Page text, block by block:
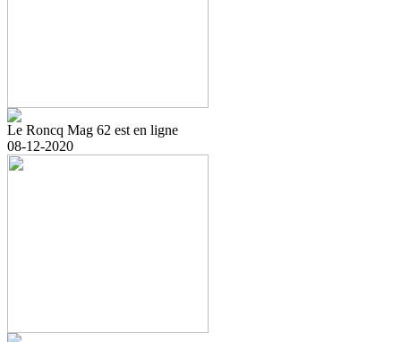
Le Roncq Mag 62 est en ligne
08-12-2020